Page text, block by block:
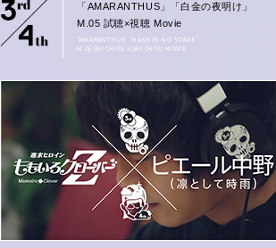
「AMARANTHUS」「白金の夜明け」
M.05 試聴×視聴 Movie
“AMARANTHUS” “HAKKIN NO YOAKE”
M.05 SHICHOU X SHICHOU MOVIE